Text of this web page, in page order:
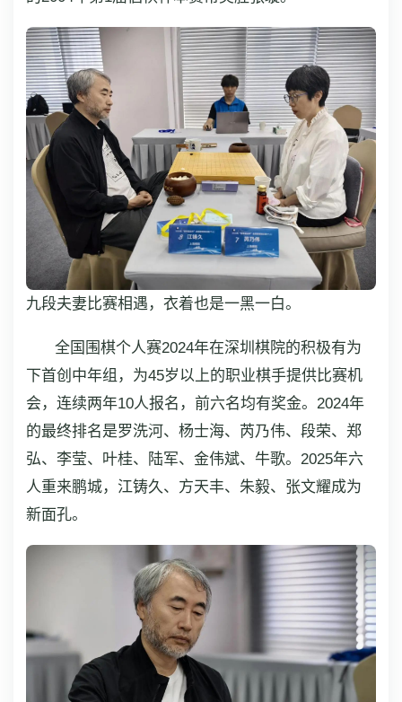
九段夫妻比赛相遇，衣着也是一黑一白。
全国围棋个人赛2024年在深圳棋院的积极有为
下首创中年组，为45岁以上的职业棋手提供比赛机
会，连续两年10人报名，前六名均有奖金。2024年
的最终排名是罗洗河、杨士海、芮乃伟、段荣、郑
弘、李莹、叶桂、陆军、金伟斌、牛歌。2025年六
人重来鹏城，江铸久、方天丰、朱毅、张文耀成为
新面孔。